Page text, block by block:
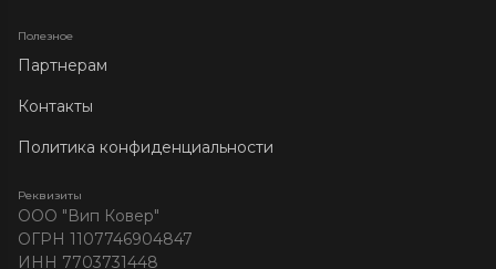
Полезное
Партнерам
Контакты
Политика конфиденциальности
Реквизиты
ООО "Вип Ковер"
ОГРН 1107746904847
ИНН 7703731448